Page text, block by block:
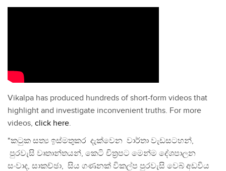
Vikalpa has produced hundreds of short-form videos that
highlight and investigate inconvenient truths. For more
videos, click here.
"කටුක සත්‍ය ඉස්මතුකර දැක්වෙන වාර්තා වැඩසටහන්,
පුරවැසි වෘතාන්තයන්, කෙටි චිත්‍රපට මෙන්ම දේශපාලන
සංවාද, සාකච්ඡා, සිය ගණනක් විකල්ප පුරවැසි වෙබ් අඩවිය